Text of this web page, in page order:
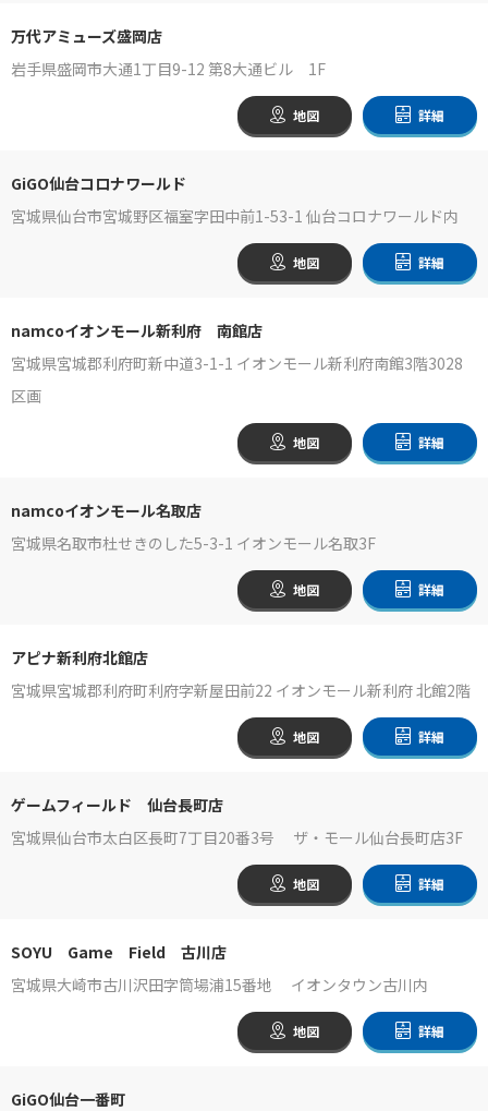
万代アミューズ盛岡店
岩手県盛岡市大通1丁目9-12 第8大通ビル 1F
地図 詳細
GiGO仙台コロナワールド
宮城県仙台市宮城野区福室字田中前1-53-1 仙台コロナワールド内
地図 詳細
namcoイオンモール新利府 南館店
宮城県宮城郡利府町新中道3-1-1 イオンモール新利府南館3階3028
区画
地図 詳細
namcoイオンモール名取店
宮城県名取市杜せきのした5-3-1 イオンモール名取3F
地図 詳細
アピナ新利府北館店
宮城県宮城郡利府町利府字新屋田前22 イオンモール新利府 北館2階
地図 詳細
ゲームフィールド 仙台長町店
宮城県仙台市太白区長町7丁目20番3号 ザ・モール仙台長町店3F
地図 詳細
SOYU Game Field 古川店
宮城県大崎市古川沢田字筒場浦15番地 イオンタウン古川内
地図 詳細
GiGO仙台一番町